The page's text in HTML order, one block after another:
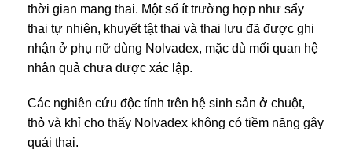
thời gian mang thai. Một số ít trường hợp như sẩy
thai tự nhiên, khuyết tật thai và thai lưu đã được ghi
nhận ở phụ nữ dùng Nolvadex, mặc dù mối quan hệ
nhân quả chưa được xác lập.
Các nghiên cứu độc tính trên hệ sinh sản ở chuột,
thỏ và khỉ cho thấy Nolvadex không có tiềm năng gây
quái thai.